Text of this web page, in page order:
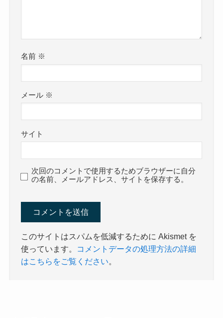
名前 ※
メール ※
サイト
次回のコメントで使用するためブラウザーに自分
の名前、メールアドレス、サイトを保存する。
このサイトはスパムを低減するために Akismet を
使っています。
コメントデータの処理方法の詳細
はこちらをご覧ください。